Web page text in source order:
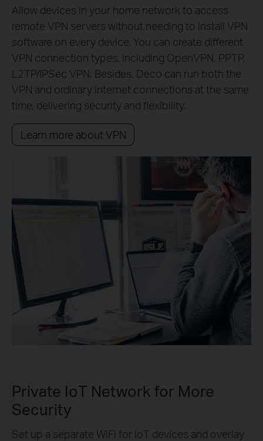
Allow devices in your home network to access
remote VPN servers without needing to install VPN
software on every device. You can create different
VPN connection types, including OpenVPN, PPTP,
L2TP/IPSec VPN. Besides, Deco can run both the
VPN and ordinary internet connections at the same
time, delivering security and flexibility.
Learn more about VPN
Private IoT Network for More
Security
Set up a separate WiFi for IoT devices and overlay